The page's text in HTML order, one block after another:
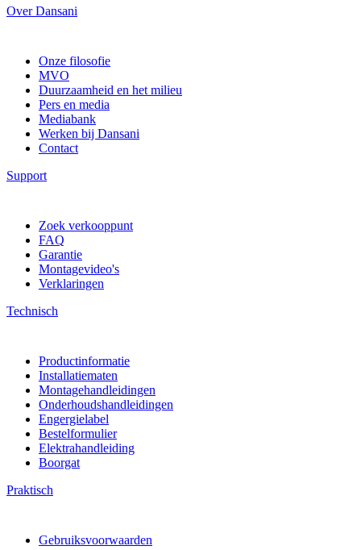
Over Dansani
Onze filosofie
MVO
Duurzaamheid en het milieu
Pers en media
Mediabank
Werken bij Dansani
Contact
Support
Zoek verkooppunt
FAQ
Garantie
Montagevideo's
Verklaringen
Technisch
Productinformatie
Installatiematen
Montagehandleidingen
Onderhoudshandleidingen
Engergielabel
Bestelformulier
Elektrahandleiding
Boorgat
Praktisch
Gebruiksvoorwaarden